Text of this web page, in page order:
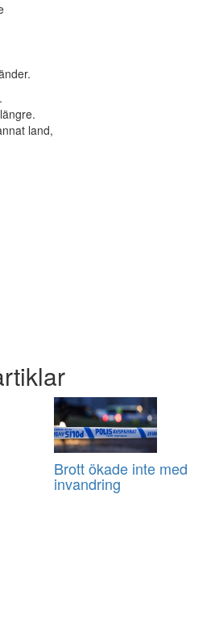
land,
Brott ökade inte med
invandring